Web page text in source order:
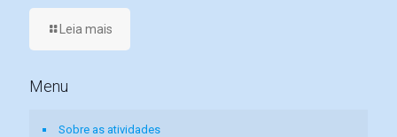
Leia mais
Menu
Sobre as atividades